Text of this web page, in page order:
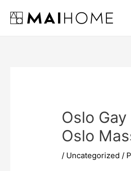
Oslo
Oslo
/ Uncategorized /